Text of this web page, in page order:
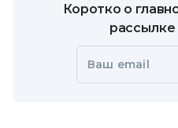
Коротко о
рассылке
Ваш email